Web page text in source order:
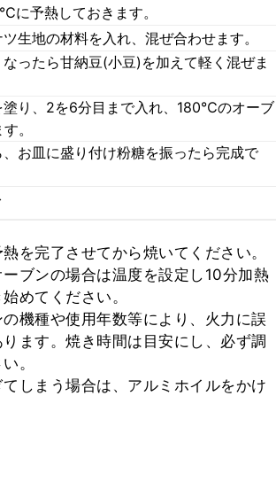
に予熱しておきます。
生地の材料を入れ、混ぜ合わせます。
ったら甘納豆(小豆)を加えて軽く混ぜま
塗り、2を6分目まで入れ、180℃のオーブ
。
お皿に盛り付け粉糖を振ったら完成で
を完了させてから焼いてください。
ブンの場合は温度を設定し10分加熱
めてください。
機種や使用年数等により、火力に誤
ます。焼き時間は目安にし、必ず調
。
しまう場合は、アルミホイルをかけ